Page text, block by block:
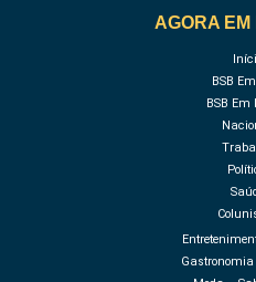
AGORA
BSB
BSB Em